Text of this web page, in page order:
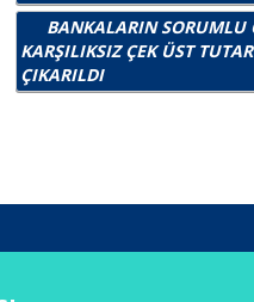
BANKALARIN SORUMLU
KARŞILIKSIZ ÇEK ÜST
ÇIKARILDI